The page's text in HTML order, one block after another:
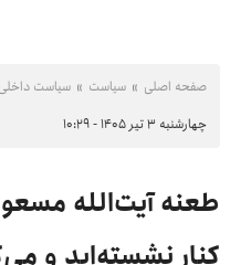
صفحه اصلی سیاست سیاست داخلی
چهارشنبه ۳ تیر ۱۴۰۵ - ۱۰:۲۹
طعنه آیت‌الله
کنار نشسته‌اید و